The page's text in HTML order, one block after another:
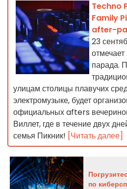
Techno
Family
after-
23
парада.
улицам столицы плавучих
электромузыке, будет
официальных afters
Виллет, где в течение двух
семья Пикник! [Читать далее]